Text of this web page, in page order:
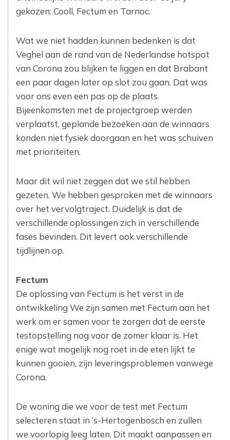
gekozen: Cooll, Fectum en Tarnoc.
Wat we niet hadden kunnen bedenken is dat
Veghel aan de rand van de Nederlandse hotspot
van Corona zou blijken te liggen en dat Brabant
een paar dagen later op slot zou gaan. Dat was
voor ons even een pas op de plaats.
Bijeenkomsten met de projectgroep werden
verplaatst, geplande bezoeken aan de winnaars
konden niet fysiek doorgaan en het was schuiven
met prioriteiten.
Maar dit wil niet zeggen dat we stil hebben
gezeten. We hebben gesproken met de winnaars
over het vervolgtraject. Duidelijk is dat de
verschillende oplossingen zich in verschillende
fases bevinden. Dit levert ook verschillende
tijdlijnen op.
Fectum
De oplossing van Fectum is het verst in de
ontwikkeling We zijn samen met Fectum aan het
werk om er samen voor te zorgen dat de eerste
testopstelling nog voor de zomer klaar is. Het
enige wat mogelijk nog roet in de eten lijkt te
kunnen gooien, zijn leveringsproblemen vanwege
Corona.
De woning die we voor de test met Fectum
selecteren staat in ’s-Hertogenbosch en zullen
we voorlopig leeg laten. Dit maakt aanpassen en